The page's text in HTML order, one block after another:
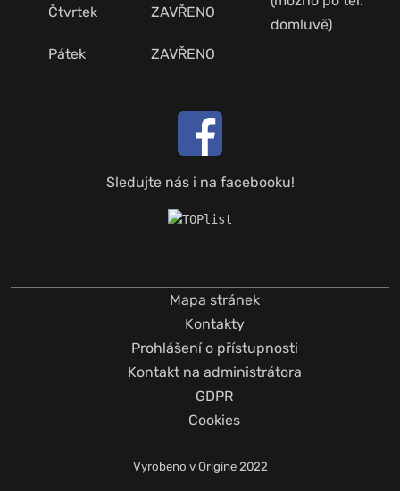
Čtvrtek ZAVŘENO
domluvě)
Pátek
ZAVŘENO
Sledujte nás i na facebooku!
Mapa stránek
Kontakty
Prohlášení o přístupnosti
Kontakt na administrátora
GDPR
Cookies
Vyrobeno v Origine2022